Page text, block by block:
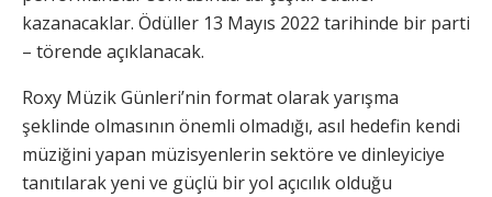
kazanacaklar. Ödüller 13 Mayıs 2022 tarihinde bir parti
– törende açıklanacak.
Roxy Müzik Günleri’nin format olarak yarışma
şeklinde olmasının önemli olmadığı, asıl hedefin kendi
müziğini yapan müzisyenlerin sektöre ve dinleyiciye
tanıtılarak yeni ve güçlü bir yol açıcılık olduğu